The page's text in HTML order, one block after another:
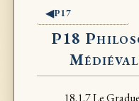
◀P17
P18
18.1.7 Le